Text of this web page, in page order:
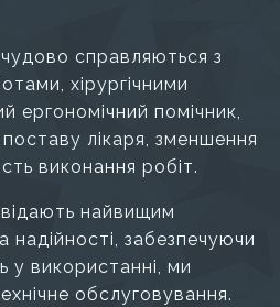
справляються з
хірургічними
ергономічний помічник,
лікаря, зменшення
виконання робіт.
найвищим
надійності, забезпечуючи
у використанні, ми
обслуговування.